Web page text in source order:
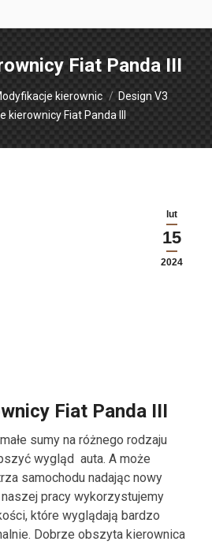
Fiat Panda III
kierownic
Design V3
kierownicy Fiat Panda III
lut
15
2024
Fiat Panda III
sumy na różnego rodzaju
wygląd auta. A może
samochodu nadając nowy
pracy wykorzystujemy
które wyglądają bardzo
Dobrze obszyta kierownica